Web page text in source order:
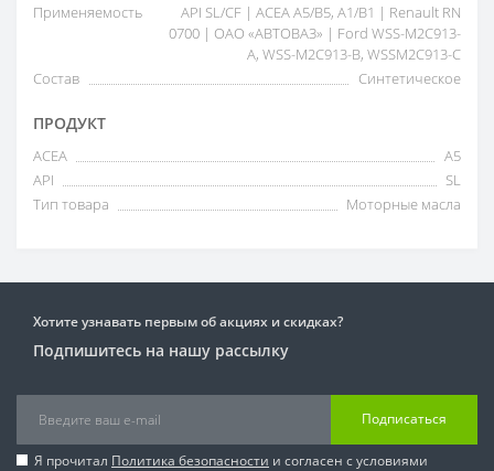
Применяемость
API SL/CF | ACEA A5/B5, A1/B1 | Renault RN
0700 | ОАО «АВТОВАЗ» | Ford WSS-M2C913-
А, WSS-M2C913-В, WSSM2C913-C
Состав
Синтетическое
ПРОДУКТ
ACEA
A5
API
SL
Тип товара
Моторные масла
Хотите узнавать первым об акциях и скидках?
Подпишитесь на нашу рассылку
Подписаться
Я прочитал Политика безопасности и согласен с условиями